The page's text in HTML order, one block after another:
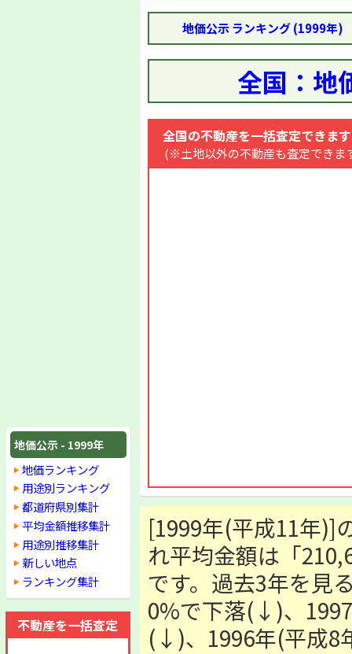
地価公示 ランキング (1999年)
全国：地
全国の不動産を一括査定できま
(※土地以外の不動産も査定できま
[1999年(平成11年)]
れ平均金額は「
です。過去3年を見
0%で下落(↓)、
(↓)、1996年(平成8
地価公示 - 1999年
地価ランキング
用途別ランキング
都道府県別集計
平均金額推移集計
用途別推移集計
新しい地点
ランキング集計
不動産を一括査定